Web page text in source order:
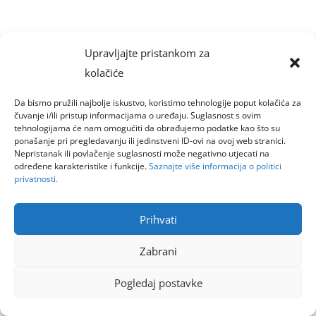
Upravljajte pristankom za
kolačiće
Da bismo pružili najbolje iskustvo, koristimo tehnologije poput kolačića za
čuvanje i/ili pristup informacijama o uređaju. Suglasnost s ovim
tehnologijama će nam omogućiti da obrađujemo podatke kao što su
ponašanje pri pregledavanju ili jedinstveni ID-ovi na ovoj web stranici.
Nepristanak ili povlačenje suglasnosti može negativno utjecati na
određene karakteristike i funkcije.Saznajte više informacija o politici
privatnosti.
Prihvati
Zabrani
Pogledaj postavke